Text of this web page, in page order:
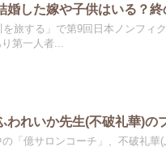
婚した嫁や子供はいる？
を旅する」で第9回日本ノンフィ
第一人者...
われいか先生(不破礼華)
「億サロンコーチ」、不破礼